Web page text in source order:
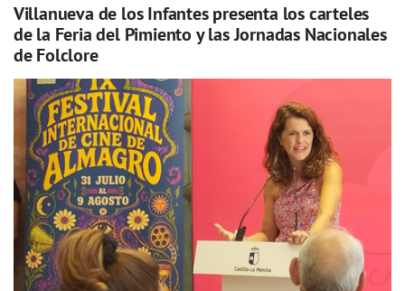
Villanueva de los Infantes presenta los carteles
de la Feria del Pimiento y las Jornadas Nacionales
de Folclore